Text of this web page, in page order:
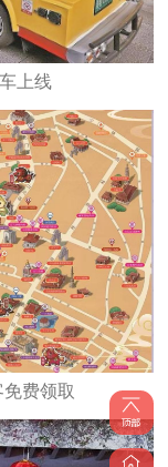
上线
费领取